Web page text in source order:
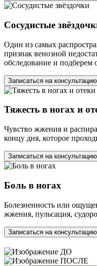
Сосудистые
Один из самых
признак венозной
обследование и подберем
Записаться на консультацию
Тяжесть в ногах и
Чувство жжения и
концу дня, которое
Записаться на консультацию
Боль в ногах
Болезненность или
жжения, пульсация,
Записаться на консультацию